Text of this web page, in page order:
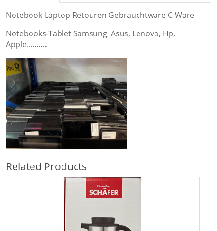
Notebook-Laptop Retouren Gebrauchtware C-Ware
Notebooks-Tablet Samsung, Asus, Lenovo, Hp,
Apple...........
Related Products